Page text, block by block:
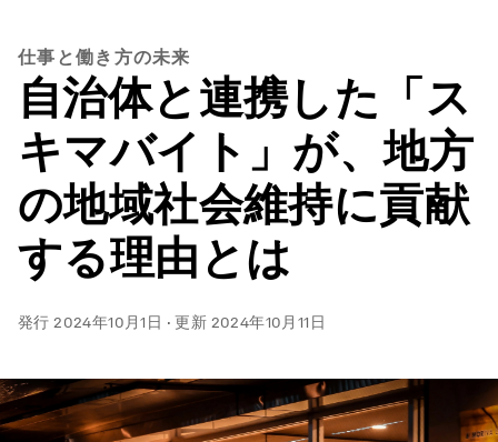
仕事と働き方の未来
自治体と連携した「ス
キマバイト」が、地方
の地域社会維持に貢献
する理由とは
発行2024年10月1日 ·更新 2024年10月11日